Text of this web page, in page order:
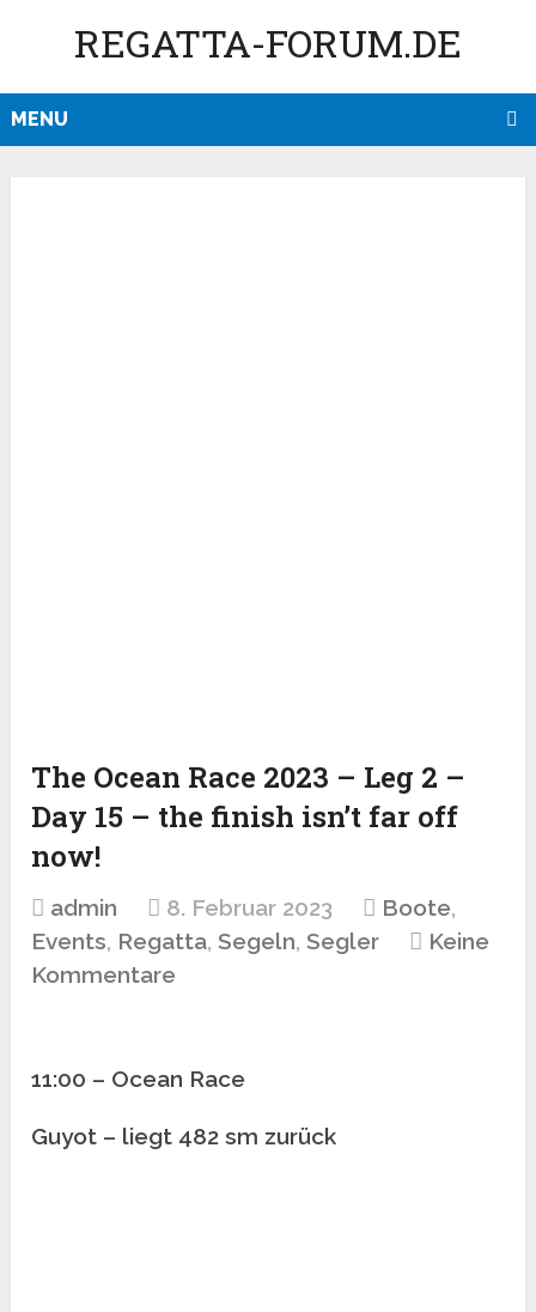
REGATTA-FORUM.DE
MENU
The Ocean Race 2023 – Leg 2 –
Day 15 – the finish isn’t far off
now!
admin 8. Februar 2023 Boote,
Events, Regatta,Segeln,Segler
Keine
Kommentare
11:00 – Ocean Race
Guyot – liegt 482 sm zurück